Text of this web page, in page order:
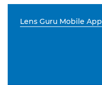
Lens Guru Mobile App